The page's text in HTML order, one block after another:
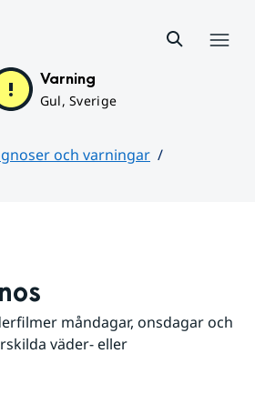
Varning
Gul, Sverige
och varningar
måndagar, onsdagar och
väder- eller